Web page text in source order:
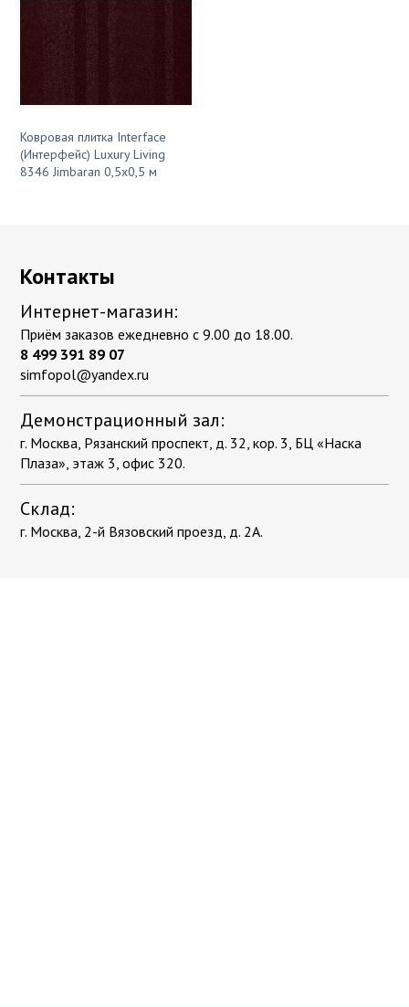
Ковровая плитка Interface
(Интерфейс) Luxury Living
8346 Jimbaran 0,5х0,5 м
Контакты
Интернет-магазин:
Приём заказов ежедневно с 9.00 до 18.00.
8 499 391 89 07
simfopol@yandex.ru
Демонстрационный зал:
г. Москва, Рязанский проспект, д. 32, кор. 3, БЦ «Наска
Плаза», этаж 3, офис 320.
Склад:
г. Москва, 2-й Вязовский проезд, д. 2А.